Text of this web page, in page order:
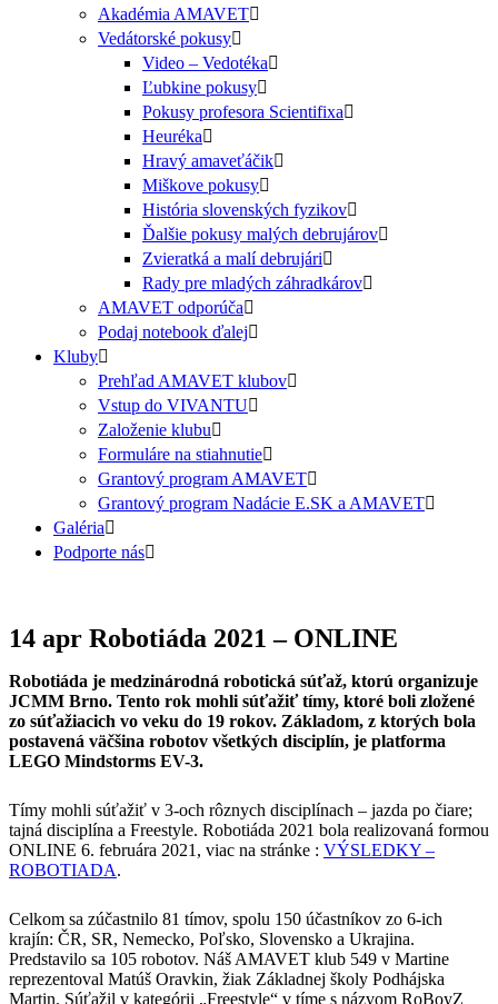
Akadémia AMAVET
Vedátorské pokusy
Video – Vedotéka
Ľubkine pokusy
Pokusy profesora Scientifixa
Heuréka
Hravý amaveťáčik
Miškove pokusy
História slovenských fyzikov
Ďalšie pokusy malých debrujárov
Zvieratká a malí debrujári
Rady pre mladých záhradkárov
AMAVET odporúča
Podaj notebook ďalej
Kluby
Prehľad AMAVET klubov
Vstup do VIVANTU
Založenie klubu
Formuláre na stiahnutie
Grantový program AMAVET
Grantový program Nadácie E.SK a AMAVET
Galéria
Podporte nás
14 apr Robotiáda 2021 – ONLINE
Robotiáda je medzinárodná robotická súťaž, ktorú organizuje
JCMM Brno. Tento rok mohli súťažiť tímy, ktoré boli zložené
zo súťažiacich vo veku do 19 rokov. Základom, z ktorých bola
postavená väčšina robotov všetkých disciplín, je platforma
LEGO Mindstorms EV-3.
Tímy mohli súťažiť v 3-och rôznych disciplínach – jazda po čiare;
tajná disciplína a Freestyle. Robotiáda 2021 bola realizovaná formou
ONLINE 6. februára 2021, viac na stránke : VÝSLEDKY –
ROBOTIADA.
Celkom sa zúčastnilo 81 tímov, spolu 150 účastníkov zo 6-ich
krajín: ČR, SR, Nemecko, Poľsko, Slovensko a Ukrajina.
Predstavilo sa 105 robotov. Náš AMAVET klub 549 v Martine
reprezentoval Matúš Oravkin, žiak Základnej školy Podhájska
Martin. Súťažil v kategórii „Freestyle“ v tíme s názvom RoBoyZ